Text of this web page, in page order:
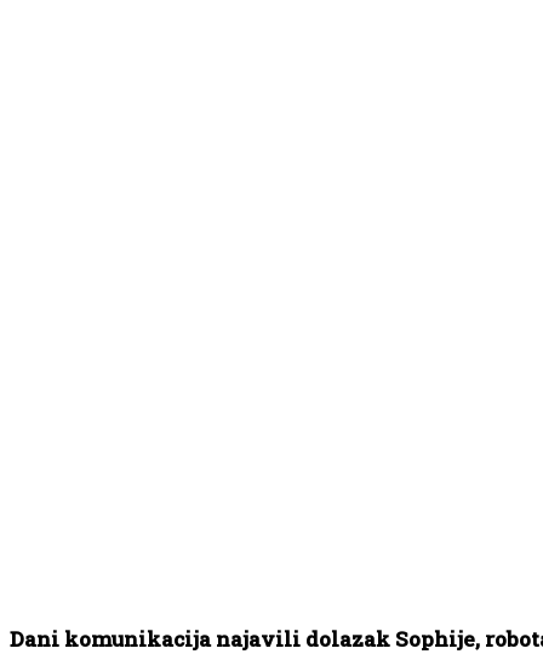
Dani komunikacija najavili dolazak Sophije,